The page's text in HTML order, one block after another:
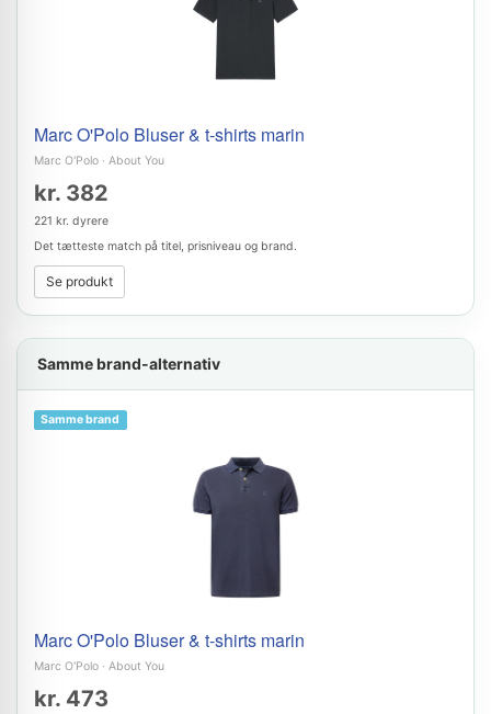
Marc O'Polo Bluser & t-shirts marin
Marc O'Polo · About You
kr. 382
221 kr. dyrere
Det tætteste match på titel, prisniveau og brand.
Se produkt
Samme brand-alternativ
Samme brand
Marc O'Polo Bluser & t-shirts marin
Marc O'Polo · About You
kr. 473